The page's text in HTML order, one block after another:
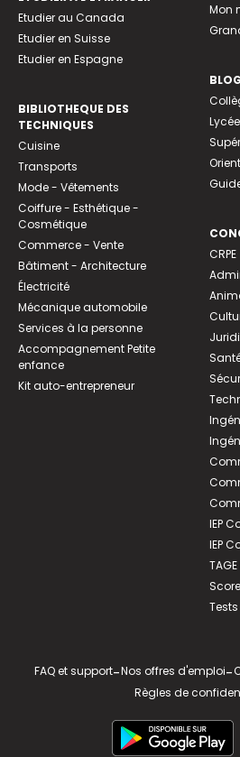
Etudier au Canada
Etudier en Suisse
Etudier en Espagne
BIBLIOTHEQUE DES
TECHNIQUES
Cuisine
Transports
Mode - Vêtements
Coiffure - Esthétique -
Cosmétique
Commerce - Vente
Bâtiment - Architecture
Électricité
Mécanique automobile
Services à la personne
Accompagnement Petite
enfance
Kit auto-entrepreneur
Mon
BLOG
Lycée
CRPE
IEP
IEP
FAQ et support-Nos offres d'emploi-
Règles de